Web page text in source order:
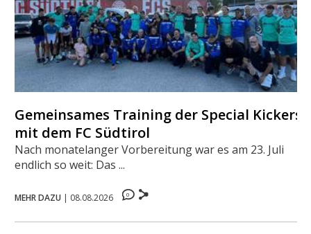
Gemeinsames Training der Special Kickers
mit dem FC Südtirol
Nach monatelanger Vorbereitung war es am 23. Juli
endlich so weit: Das ...
MEHR DAZU | 08.08.2026 0